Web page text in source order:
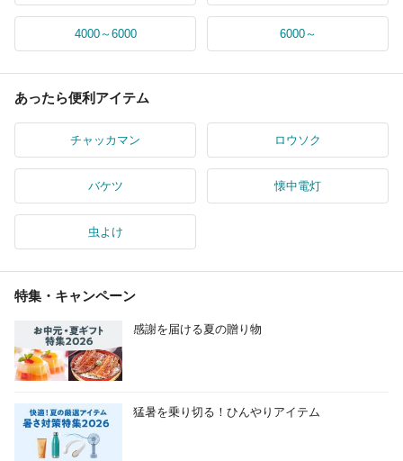
4000～6000 6000～
あったら便利アイテム
チャッカマン ロウソク
バケツ 懐中電灯
虫よけ
特集・キャンペーン
感謝を届ける夏の贈り物
猛暑を乗り切る！ひんやりアイテム